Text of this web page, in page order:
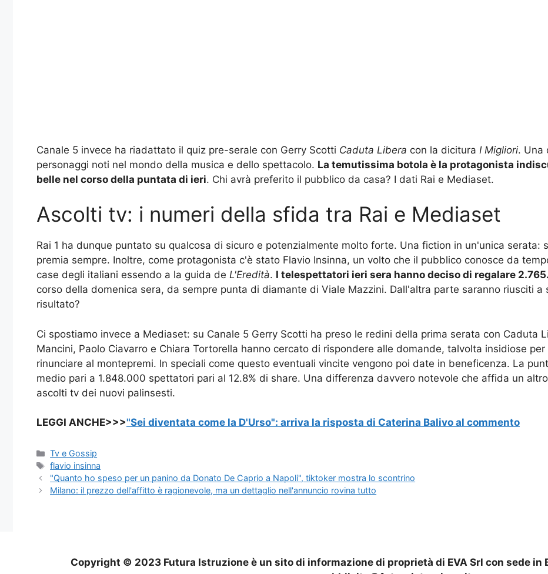
Canale 5 invece ha riadattato il quiz pre-serale con Gerry Scotti Caduta Libera con la dicitura I Migliori. Una
personaggi noti nel mondo della musica e dello spettacolo. La temutissima botola è la protagonista
belle nel corso della puntata di ieri. Chi avrà preferito il pubblico da casa? I dati Rai e Mediaset.
Ascolti tv: i numeri della sfida tra Rai e Mediaset
Rai 1 ha dunque puntato su qualcosa di sicuro e potenzialmente molto forte. Una fiction in un'unica serata:
premia sempre. Inoltre, come protagonista c'è stato Flavio Insinna, un volto che il pubblico conosce da
case degli italiani essendo a la guida de L'Eredità. I telespettatori ieri sera hanno deciso di regalare
corso della domenica sera, da sempre punta di diamante di Viale Mazzini. Dall'altra parte saranno riusciti a
risultato?
Ci spostiamo invece a Mediaset: su Canale 5 Gerry Scotti ha preso le redini della prima serata con Caduta
Mancini, Paolo Ciavarro e Chiara Tortorella hanno cercato di rispondere alle domande, talvolta insidiose
rinunciare al montepremi. In speciali come questo eventuali vincite vengono poi date in beneficenza. La
medio pari a 1.848.000 spettatori pari al 12.8% di share. Una differenza davvero notevole che affida un
ascolti tv dei nuovi palinsesti.
LEGGI ANCHE>>>"Sei diventata come la D'Urso": arriva la risposta di Caterina Balivo al commento
Categorie
Tv e Gossip
Tag
flavio insinna
"Quanto ho speso per un panino da Donato De Caprio a Napoli", tiktoker mostra lo scontrino
Milano: il prezzo dell'affitto è ragionevole, ma un dettaglio nell'annuncio rovina tutto
Copyright © 2023 Futura Istruzione è un sito di informazione di proprietà di EVA Srl con sede in